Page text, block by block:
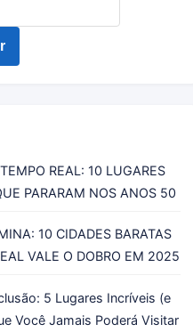
REAL: 10 LUGARES
PARARAM NOS ANOS 50
10 CIDADES BARATAS
VALE O DOBRO EM 2025
5 Lugares Incríveis (e
Você Jamais Poderá Visitar